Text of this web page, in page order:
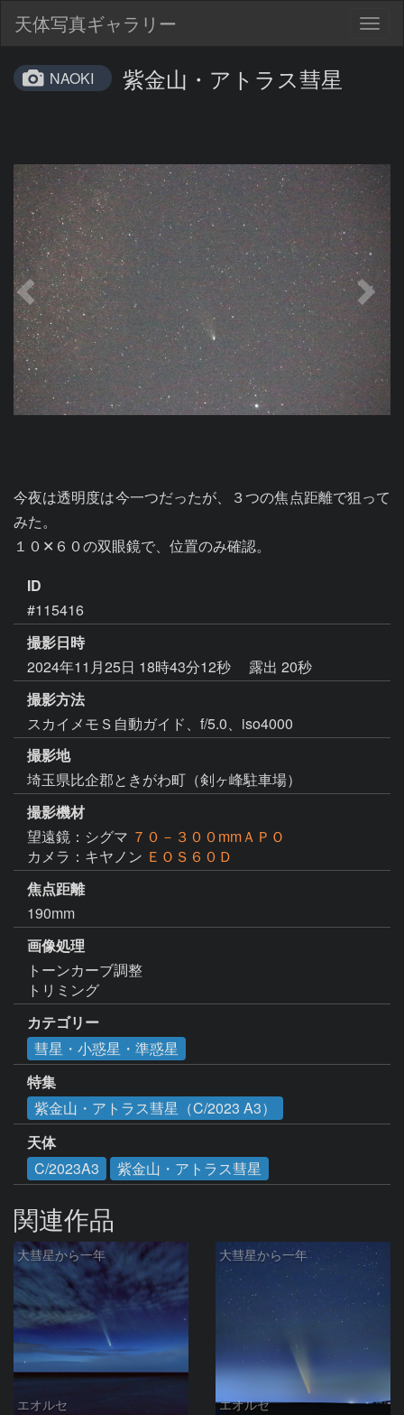
天体写真ギャラリー
NAOKI 紫金山・アトラス彗星
今夜は透明度は今一つだったが、３つの焦点距離で狙って
みた。
１０✕６０の双眼鏡で、位置のみ確認。
ID
#115416
撮影日時
2024年11月25日 18時43分12秒
露出 20秒
撮影方法
スカイメモＳ自動ガイド、f/5.0、iso4000
撮影地
埼玉県比企郡ときがわ町（剣ヶ峰駐車場）
撮影機材
望遠鏡：シグマ ７０－３００mmＡＰＯ
カメラ：キヤノン ＥＯＳ６０Ｄ
焦点距離
190mm
画像処理
トーンカーブ調整
トリミング
カテゴリー
彗星・小惑星・準惑星
特集
紫金山・アトラス彗星（C/2023 A3）
天体
C/2023A3
紫金山・アトラス彗星
関連作品
大彗星から一年
エオルセ
大彗星から一年
エオルセ